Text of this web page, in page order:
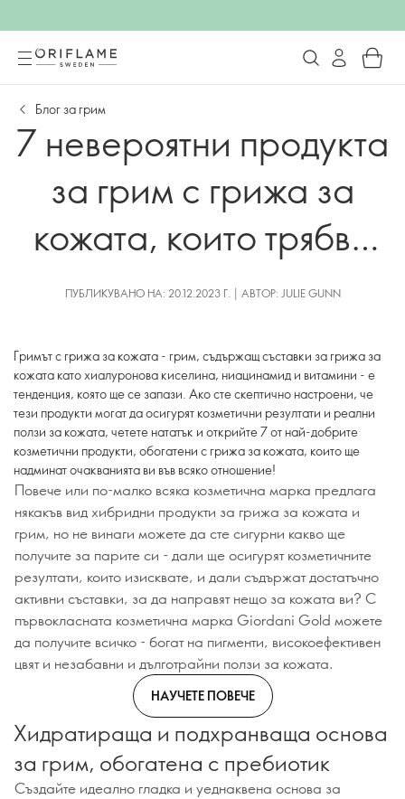
Блог за грим
7 невероятни продукта
за грим с грижа за
кожата, които трябва
да опитате сега
ПУБЛИКУВАНО НА: 20.12.2023 Г. | АВТОР: JULIE GUNN
Гримът с грижа за кожата - грим, съдържащ съставки за грижа за
кожата като хиалуронова киселина, ниацинамид и витамини - е
тенденция, която ще се запази. Ако сте скептично настроени, че
тези продукти могат да осигурят козметични резултати и реални
ползи за кожата, четете нататък и открийте 7 от най-добрите
козметични продукти, обогатени с грижа за кожата, които ще
надминат очакванията ви във всяко отношение!
Повече или по-малко всяка козметична марка предлага
някакъв вид хибридни продукти за грижа за кожата и
грим, но не винаги можете да сте сигурни какво ще
получите за парите си - дали ще осигурят козметичните
резултати, които изисквате, и дали съдържат достатъчно
активни съставки, за да направят нещо за кожата ви? С
първокласната козметична марка Giordani Gold можете
да получите всичко - богат на пигменти, високоефективен
цвят и незабавни и дълготрайни ползи за кожата.
НАУЧЕТЕ ПОВЕЧЕ
Хидратираща и подхранваща основа
за грим, обогатена с пребиотик
Създайте идеално гладка и уеднаквена основа за